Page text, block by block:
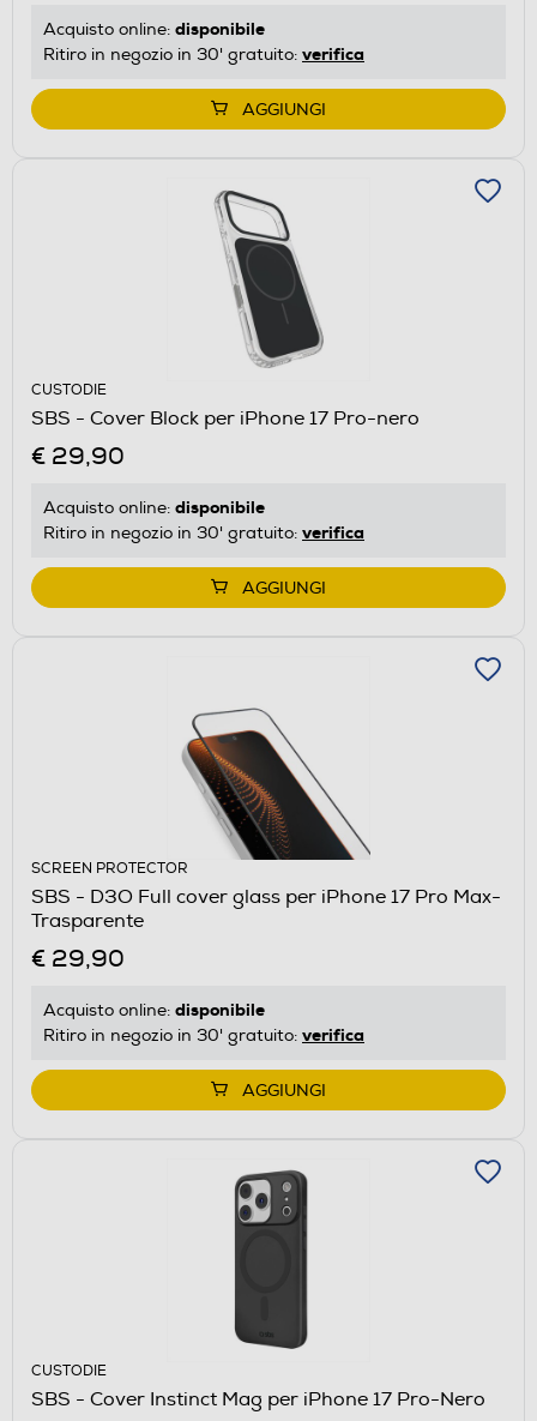
Acquisto online: disponibile
Ritiro in negozio in 30' gratuito: verifica
AGGIUNGI
CUSTODIE
SBS - Cover Block per iPhone 17 Pro-nero
€ 29,90
Acquisto online: disponibile
Ritiro in negozio in 30' gratuito: verifica
AGGIUNGI
SCREEN PROTECTOR
SBS - D3O Full cover glass per iPhone 17 Pro Max-
Trasparente
€ 29,90
Acquisto online: disponibile
Ritiro in negozio in 30' gratuito: verifica
AGGIUNGI
CUSTODIE
SBS - Cover Instinct Mag per iPhone 17 Pro-Nero